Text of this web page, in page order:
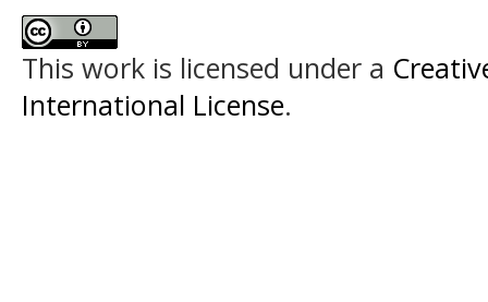
This work is licensed under a
International License.